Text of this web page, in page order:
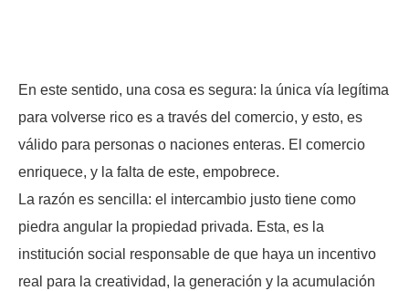
En este sentido, una cosa es segura: la única vía legítima
para volverse rico es a través del comercio, y esto, es
válido para personas o naciones enteras. El comercio
enriquece, y la falta de este, empobrece.
La razón es sencilla: el intercambio justo tiene como
piedra angular la propiedad privada. Esta, es la
institución social responsable de que haya un incentivo
real para la creatividad, la generación y la acumulación